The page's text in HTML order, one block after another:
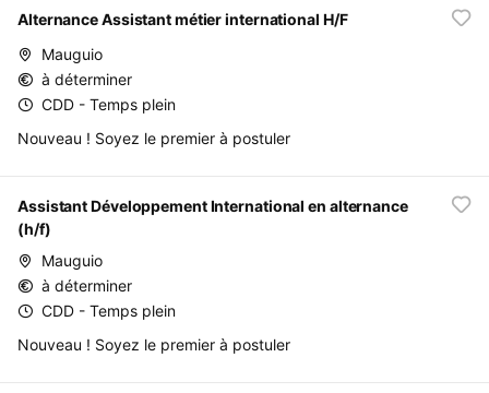
Alternance Assistant métier international H/F
Mauguio
à déterminer
CDD - Temps plein
Nouveau ! Soyez le premier à postuler
Assistant Développement International en alternance
(h/f)
Mauguio
à déterminer
CDD - Temps plein
Nouveau ! Soyez le premier à postuler